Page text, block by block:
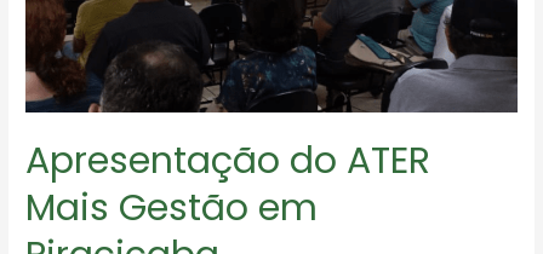
e
a
economia
local
Apresentação do ATER
Mais Gestão em